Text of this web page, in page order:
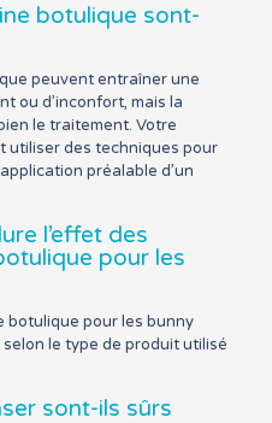
botulique sont-
peuvent entraîner une
ou d’inconfort, mais la
le traitement. Votre
utiliser des techniques pour
préalable d’un
l’effet des
pour les
botulique pour les bunny
le type de produit utilisé
sont-ils sûrs